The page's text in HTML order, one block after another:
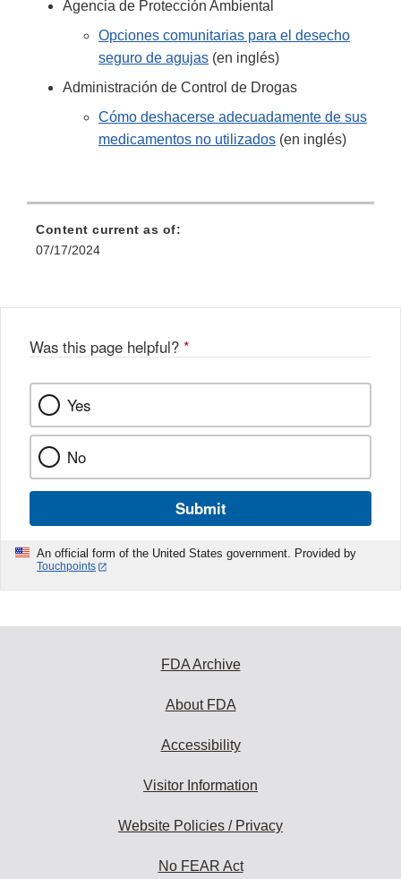
Agencia de Protección Ambiental
Opciones comunitarias para el desecho
seguro de agujas (en inglés)
Administración de Control de Drogas
Cómo deshacerse adecuadamente de sus
medicamentos no utilizados (en inglés)
Content current as of:
07/17/2024
Was this page helpful? *
Yes
No
Submit
An official form of the United States government. Provided by
Touchpoints
FDA Archive
About FDA
Accessibility
Visitor Information
Website Policies / Privacy
No FEAR Act